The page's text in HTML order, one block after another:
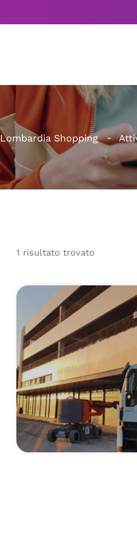
Lombardia Shopping
1 risultato trovato